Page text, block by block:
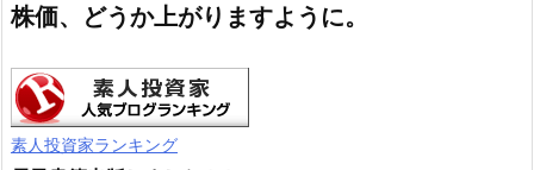
株価、どうか上がりますように。
素人投資家ランキング